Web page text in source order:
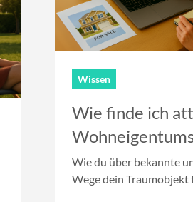
Wissen
Wie finde ich
Wie du über bekannte
Wege dein Traumobjekt